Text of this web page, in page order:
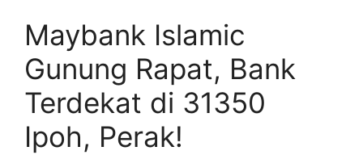
Maybank Islamic
Gunung Rapat, Bank
Terdekat di 31350
Ipoh, Perak!